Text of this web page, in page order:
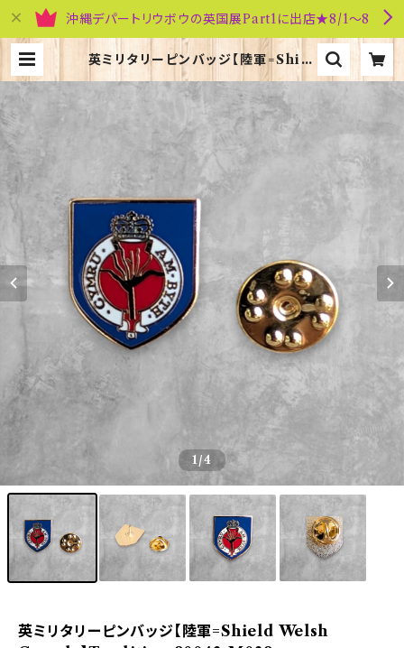
沖縄デパートリウボウの英国展Part1に出店★8/1～8
英ミリタリーピンバッジ【陸軍=Shiel
d Welsh Guards】Tradition 9
0043-M039 | 英国雑貨専門店ブリ
ティッシュ・ライフ
1/4
英ミリタリーピンバッジ【陸軍=Shield Welsh